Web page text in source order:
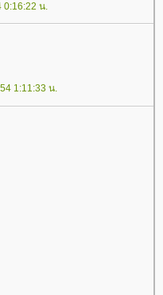
0:16:22 น.
1:11:33 น.